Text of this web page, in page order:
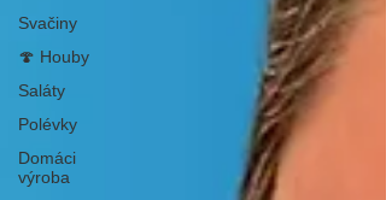
Svačiny
🍄 Houby
Saláty
Polévky
Domáci
výroba